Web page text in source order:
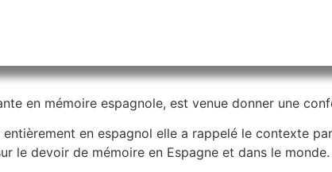
en mémoire espagnole, est venue donner une
en espagnol elle a rappelé le contexte
le devoir de mémoire en Espagne et dans le monde.